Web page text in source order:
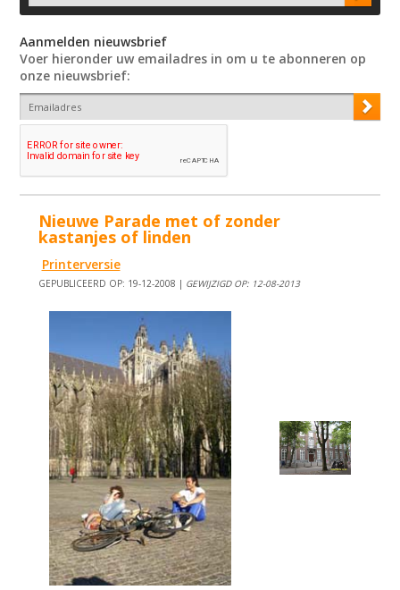
Aanmelden nieuwsbrief
Voer hieronder uw emailadres in om u te abonneren op
onze nieuwsbrief:
Nieuwe Parade met of zonder
kastanjes of linden
Printerversie
GEPUBLICEERD OP: 19-12-2008 | GEWIJZIGD OP: 12-08-2013